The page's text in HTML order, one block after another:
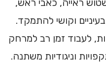
וקושי להתמקד.
לעבוד זמן רב למרחק
וניגודיות משתנה.